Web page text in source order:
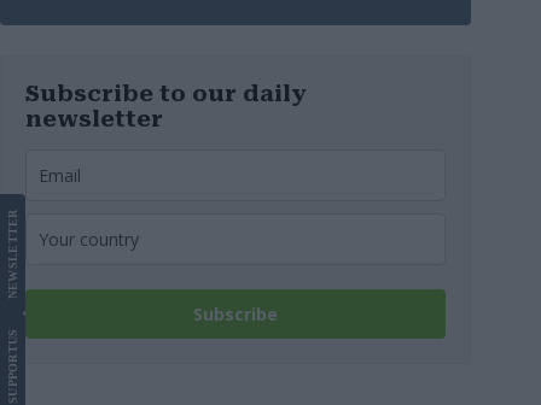
Subscribe to our daily
newsletter
Subscribe
SUPPORT
US
NEWS
LETTER